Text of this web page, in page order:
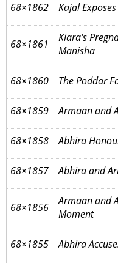
68×1862 Kajal
68×1861
Kiara's
Manisha
68×1860 The Poddar
68×1859 Armaan and
68×1858 Abhira
68×1857 Abhira and
68×1856
Armaan and
Moment
68×1855 Abhira